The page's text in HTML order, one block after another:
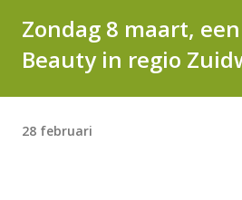
Zondag 8 maart,
Beauty in regio
28 februari